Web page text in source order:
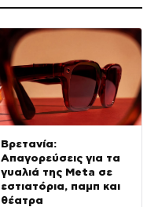
Βρετανία:
Απαγορεύσεις για τα
γυαλιά της Meta σε
εστιατόρια, παμπ και
θέατρα